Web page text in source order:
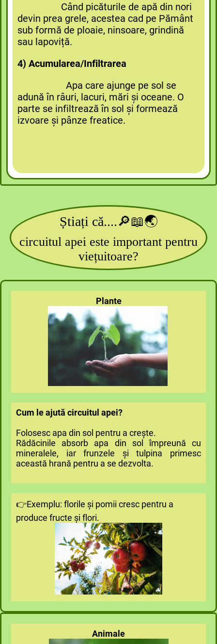
Când picăturile de apă din nori
devin prea grele, acestea cad pe Pământ
sub formă de ploaie, ninsoare, grindină
sau lapoviță.
4) Acumularea/Infiltrarea
Apa care ajunge pe sol se
adună în râuri, lacuri, mări și oceane. O
parte se infiltrează în sol și formează
izvoare și pânze freatice.
Știați că....🔎📖🌏
circuitul apei este important pentru
viețuitoare?
Plante
Cum le ajută circuitul apei?
Folosesc apa din sol pentru a crește.
Rădăcinile absorb apa din sol împreună cu
mineralele, iar frunzele și tulpina primesc
această hrană pentru a se dezvolta.
👉Exemplu: florile și pomii cresc pentru a
produce fructe și flori.
Animale